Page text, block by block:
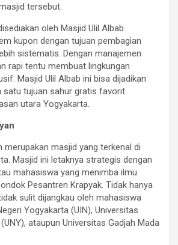
tersebut.
oleh Masjid Ulil Albab
kupon dengan tujuan pembagian
sistematis. Dengan manajemen
rapi tentu membuat lingkungan
Masjid Ulil Albab ini bisa dijadikan
satu tujuan sahur gratis favorit
utara Yogyakarta.
merupakan masjid yang terkenal di
Masjid ini letaknya strategis dengan
mahasiswa yang menimba ilmu
Pesantren Krapyak. Tidak hanya
sulit dijangkau oleh mahasiswa
Yogyakarta (UIN), Universitas
ataupun Universitas Gadjah Mada